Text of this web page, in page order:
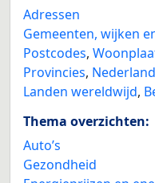
Adressen
Gemeenten, wijken
Postcodes,
Provincies, Nederland
Landen wereldwijd,
Thema overzichten:
Auto’s
Gezondheid